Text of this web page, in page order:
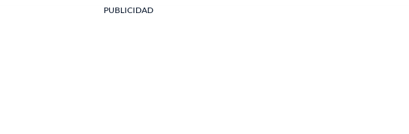
PUBLICIDAD